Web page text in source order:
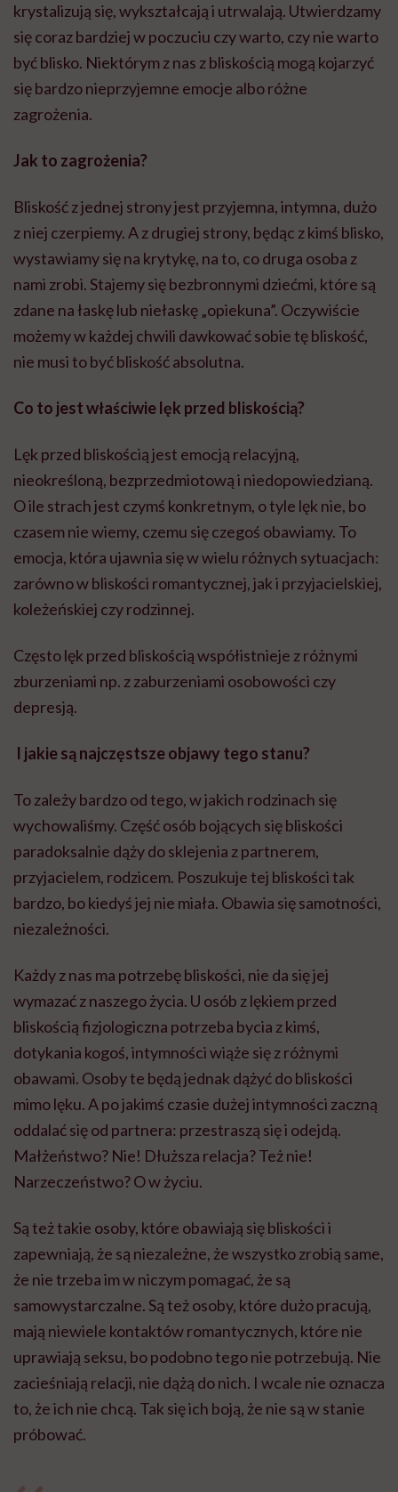
krystalizują się, wykształcają i utrwalają. Utwierdzamy
się coraz bardziej w poczuciu czy warto, czy nie warto
być blisko. Niektórym z nas z bliskością mogą kojarzyć
się bardzo nieprzyjemne emocje albo różne
zagrożenia.
Jak to zagrożenia?
Bliskość z jednej strony jest przyjemna, intymna, dużo
z niej czerpiemy. A z drugiej strony, będąc z kimś blisko,
wystawiamy się na krytykę, na to, co druga osoba z
nami zrobi. Stajemy się bezbronnymi dziećmi, które są
zdane na łaskę lub niełaskę „opiekuna”. Oczywiście
możemy w każdej chwili dawkować sobie tę bliskość,
nie musi to być bliskość absolutna.
Co to jest właściwie lęk przed bliskością?
Lęk przed bliskością jest emocją relacyjną,
nieokreśloną, bezprzedmiotową i niedopowiedzianą.
O ile strach jest czymś konkretnym, o tyle lęk nie, bo
czasem nie wiemy, czemu się czegoś obawiamy. To
emocja, która ujawnia się w wielu różnych sytuacjach:
zarówno w bliskości romantycznej, jak i przyjacielskiej,
koleżeńskiej czy rodzinnej.
Często lęk przed bliskością współistnieje z różnymi
zburzeniami np. z zaburzeniami osobowości czy
depresją.
I jakie są najczęstsze objawy tego stanu?
To zależy bardzo od tego, w jakich rodzinach się
wychowaliśmy. Część osób bojących się bliskości
paradoksalnie dąży do sklejenia z partnerem,
przyjacielem, rodzicem. Poszukuje tej bliskości tak
bardzo, bo kiedyś jej nie miała. Obawia się samotności,
niezależności.
Każdy z nas ma potrzebę bliskości, nie da się jej
wymazać z naszego życia. U osób z lękiem przed
bliskością fizjologiczna potrzeba bycia z kimś,
dotykania kogoś, intymności wiąże się z różnymi
obawami. Osoby te będą jednak dążyć do bliskości
mimo lęku. A po jakimś czasie dużej intymności zaczną
oddalać się od partnera: przestraszą się i odejdą.
Małżeństwo? Nie! Dłuższa relacja? Też nie!
Narzeczeństwo? O w życiu.
Są też takie osoby, które obawiają się bliskości i
zapewniają, że są niezależne, że wszystko zrobią same,
że nie trzeba im w niczym pomagać, że są
samowystarczalne. Są też osoby, które dużo pracują,
mają niewiele kontaktów romantycznych, które nie
uprawiają seksu, bo podobno tego nie potrzebują. Nie
zacieśniają relacji, nie dążą do nich. I wcale nie oznacza
to, że ich nie chcą. Tak się ich boją, że nie są w stanie
próbować.